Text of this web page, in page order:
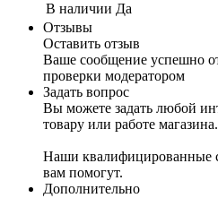
В наличии Да
Отзывы
Оставить отзыв
Ваше сообщение успешно
проверки модератором
Задать вопрос
Вы можете задать любой
товару или работе магазина.
Наши квалифицированные
вам помогут.
Дополнительно